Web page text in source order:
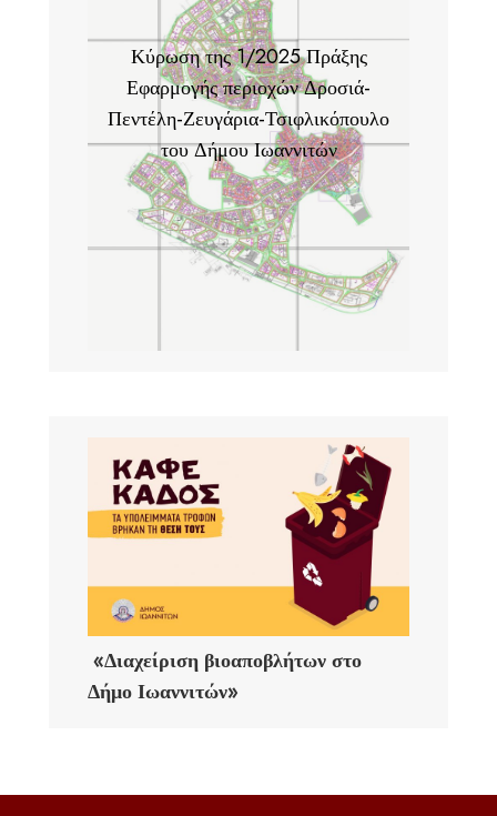
Κύρωση της 1/2025 Πράξης
Εφαρμογής περιοχών Δροσιά-
Πεντέλη-Ζευγάρια-Τσιφλικόπουλο
του Δήμου Ιωαννιτών
«Διαχείριση βιοαποβλήτων στο
Δήμο Ιωαννιτών»